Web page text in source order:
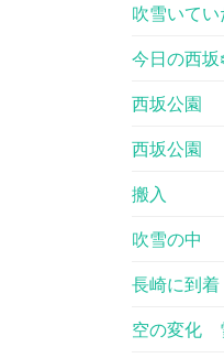
吹雪いて
今日の西
西坂公園
西坂公園
搬入
吹雪の中
長崎に到着
空の変化